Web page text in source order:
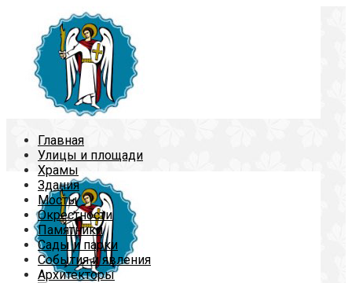
Главная
Улицы и площади
Храмы
Здания
Мосты
Окрестности
Памятники
Сады и парки
События и явления
Архитекторы